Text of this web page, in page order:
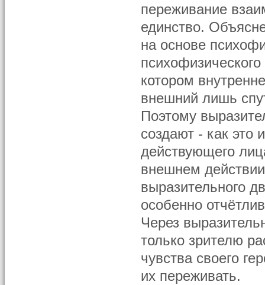
переживание
единство.
на основе
котором
внешний лишь
Поэтому
создают - как это
действующего
внешнем
выразительного
особенно
Через
только зрителю
чувства своего
их переживать.